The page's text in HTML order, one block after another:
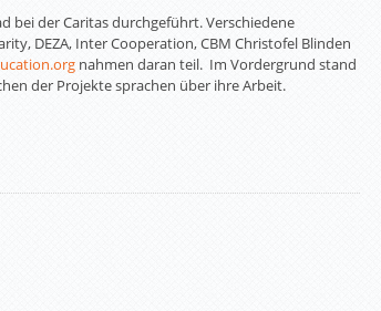
bei der Caritas durchgeführt. Verschiedene
DEZA, Inter Cooperation, CBM Christofel Blinden
nahmen daran teil. Im Vordergrund stand
der Projekte sprachen über ihre Arbeit.